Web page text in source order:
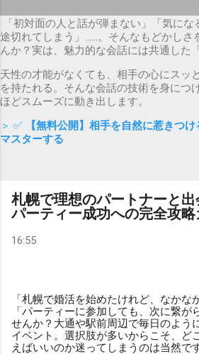
「初対面の人と話が弾まない」「気に
途切れてしまう」……。そんなもどかしさ
んか？実は、魅力的な会話には共通した
天性の才能がなくても、相手の心にスッ
を持たれる。そんな会話の技術を身につ
ほどスムーズに動き出します。
＞ ✅
【無料公開】相手を自然に惹きつ
マスターする
札幌で理想のパートナーと
パーティー成功への完全攻略
16:55
「札幌で婚活を始めたけれど、なかな
「パーティーに参加しても、次に繋が
せんか？大通や駅前周辺で毎日のよう
イベント。選択肢が多いからこそ、ど
えばいいのか迷ってしまうのは当然です